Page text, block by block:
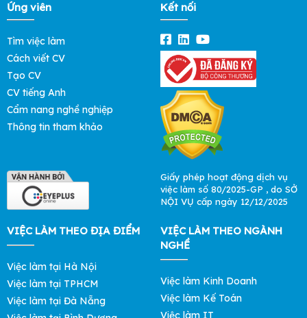
Ứng viên
Tìm việc làm
Cách viết CV
Tạo CV
CV tiếng Anh
Cẩm nang nghề nghiệp
Thông tin tham khảo
Kết nối
Giấy phép hoạt động dịch vụ
việc làm số 80/2025-GP , do SỞ
NỘI VỤ cấp ngày 12/12/2025
VIỆC LÀM THEO ĐỊA ĐIỂM
Việc làm tại Hà Nội
Việc làm tại TPHCM
Việc làm tại Đà Nẵng
VIỆC LÀM THEO NGÀNH
NGHỀ
Việc làm Kinh Doanh
Việc làm Kế Toán
Việc làm IT